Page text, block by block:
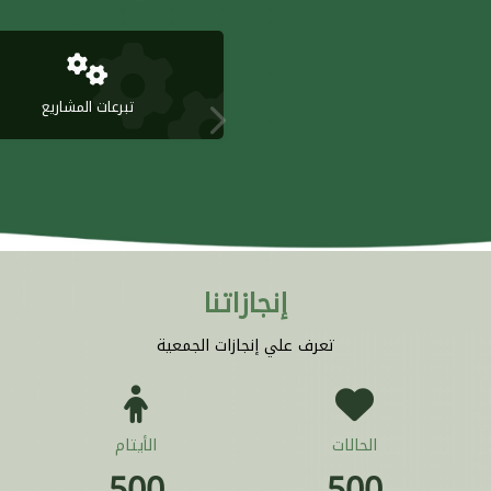
تبرعات المشاريع
إنجازاتنا
تعرف علي إنجازات الجمعية
الحالات الأيتام